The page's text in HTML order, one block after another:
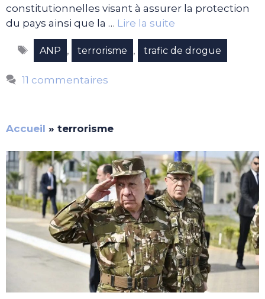
constitutionnelles visant à assurer la protection
du pays ainsi que la … Lire la suite
Étiquettes
ANP , terrorisme , trafic de drogue
11 commentaires
Accueil » terrorisme